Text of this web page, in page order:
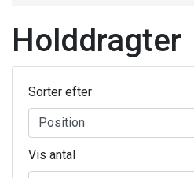
Holddragter
Sorter efter
Vis antal